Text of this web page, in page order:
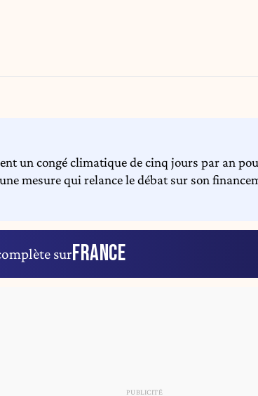
un congé climatique de cinq jours par an
mesure qui relance le débat sur son
surFRANCE